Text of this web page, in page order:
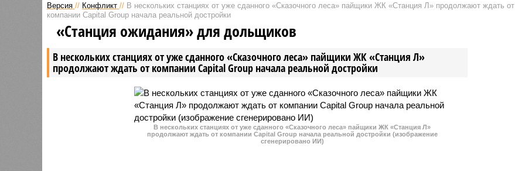
Корины Мачадо, пытавшейся
вернуться на родину после
разрушительных землетрясений,
жалобы. В одном случае
другом – протекала кровля.
незаконно установленное
владелец нежилого помещения
Версия // Конфликт // В нескольких станциях от уже сданного «Сказочного леса» пайщики ЖК «Станция Л» продолжают ждать от
компании Capital Group начала реальной достройки
В нескольких станциях от уже сданного «Сказочного леса» пайщики ЖК «Станция Л»
продолжают ждать от компании Capital Group начала реальной достройки
«Станция ожидания» для дольщиков
В нескольких станциях от уже сданного «Сказочного леса» пайщики ЖК «Станция Л»
продолжают ждать от компании Capital Group начала реальной достройки (изображение
сгенерировано ИИ)